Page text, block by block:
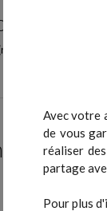
Avec votre
de vous
réaliser
partage
Pour plus
AM_55081251)
de